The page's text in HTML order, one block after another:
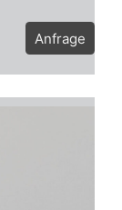
Anfrage